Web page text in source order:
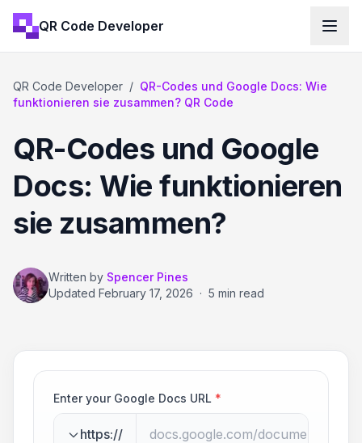
QR Code Developer
QR Code Developer / QR-Codes und Google Docs: Wie
funktionieren sie zusammen? QR Code
QR-Codes und Google
Docs: Wie funktionieren
sie zusammen?
Written by Spencer Pines
Updated February 17, 2026 · 5 min read
Enter your Google Docs URL *
https://